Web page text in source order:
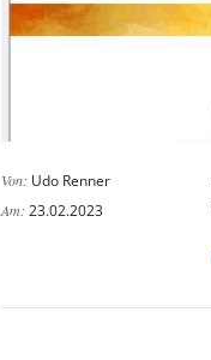
Von: Udo Renner
Am: 23.02.2023